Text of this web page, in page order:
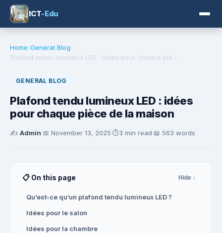
ICT-Edu
Home›General Blog›
Plafond tendu lumineux LED : idées pour chaque piè...
GENERAL BLOG
Plafond tendu lumineux LED : idées
pour chaque pièce de la maison
✍️ Admin·📅 November 13, 2025·⏱️3 min read·📖 563 words
📋 On this page Hide ↓
Qu’est-ce qu’un plafond tendu lumineux LED ?
Idées pour le salon
Idées pour la chambre